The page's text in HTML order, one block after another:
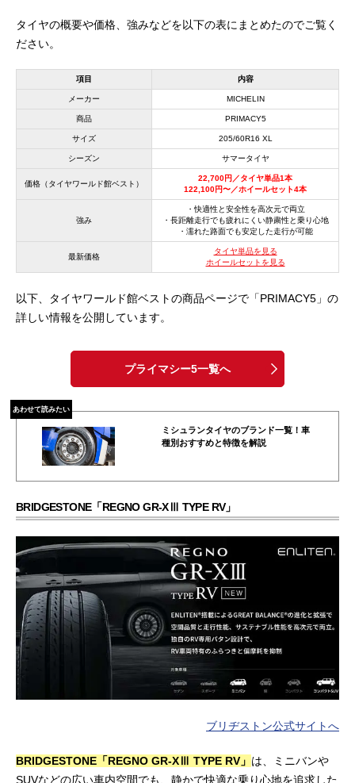
タイヤの概要や価格、強みなどを以下の表にまとめたのでご覧く
ださい。
項目 内容
メーカー MICHELIN
商品 PRIMACY5
サイズ 205/60R16 XL
シーズン サマータイヤ
価格（タイヤワールド館ベスト）
22,700円／タイヤ単品1本
122,100円〜／ホイールセット4本
強み
・快適性と安全性を高次元で両立
・長距離走行でも疲れにくい静粛性と乗り心地
・濡れた路面でも安定した走行が可能
最新価格
タイヤ単品を見る
ホイールセットを見る
以下、タイヤワールド館ベストの商品ページで「PRIMACY5」の
詳しい情報を公開しています。
プライマシー5一覧へ
あわせて読みたい
ミシュランタイヤのブランド一覧！車
種別おすすめと特徴を解説
BRIDGESTONE「REGNO GR-XⅢ TYPE RV」
ブリヂストン公式サイトへ
BRIDGESTONE「REGNO GR-XⅢ TYPE RV」 は、ミニバンや
SUVなどの広い車内空間でも、静かで快適な乗り心地を追求した